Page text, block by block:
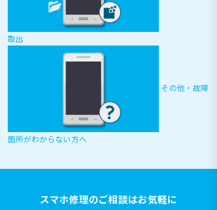
取出
その他・故障
箇所がわからない方へ
スマホ修理のご相談はお気軽に